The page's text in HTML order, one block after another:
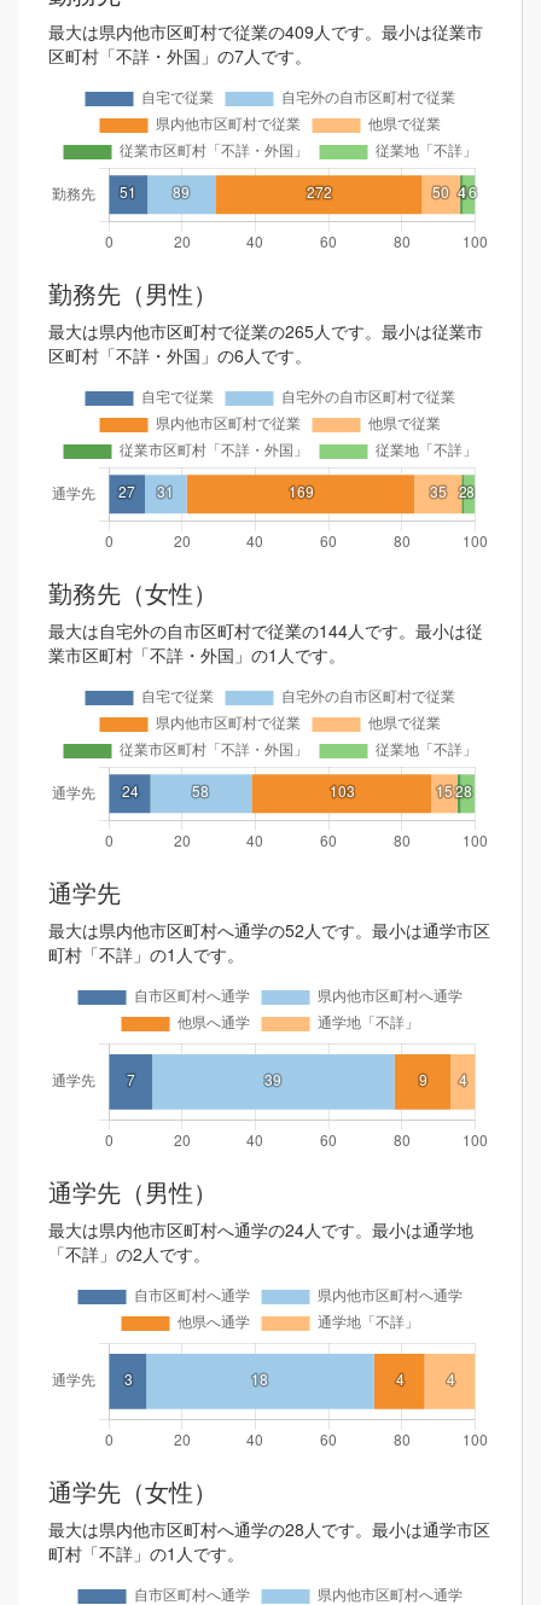
最大は県内他市区町村で従業の409人です。最小は従業市
区町村「不詳・外国」の7人です。
勤務先（男性）
最大は県内他市区町村で従業の265人です。最小は従業市
区町村「不詳・外国」の6人です。
勤務先（女性）
最大は自宅外の自市区町村で従業の144人です。最小は従
業市区町村「不詳・外国」の1人です。
通学先
最大は県内他市区町村へ通学の52人です。最小は通学市区
町村「不詳」の1人です。
通学先（男性）
最大は県内他市区町村へ通学の24人です。最小は通学地
「不詳」の2人です。
通学先（女性）
最大は県内他市区町村へ通学の28人です。最小は通学市区
町村「不詳」の1人です。